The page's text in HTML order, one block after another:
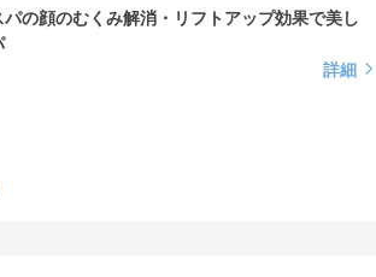
の顔のむくみ解消・リフトアップ効果で美し
詳細